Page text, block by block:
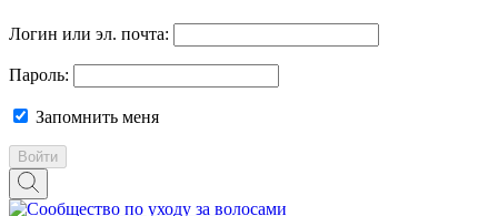
Логин или эл. почта:
Пароль:
Запомнить меня
Войти